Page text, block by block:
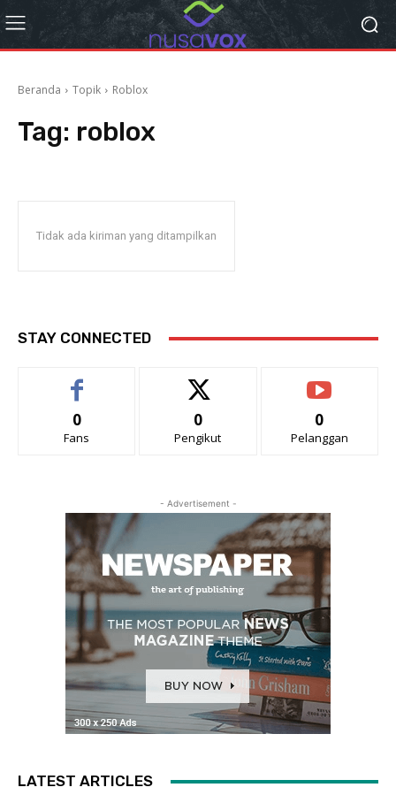
Beranda Topik Roblox
Tag: roblox
Tidak ada kiriman yang ditampilkan
STAY CONNECTED
0
Fans
0
Pengikut
0
Pelanggan
- Advertisement -
LATEST ARTICLES